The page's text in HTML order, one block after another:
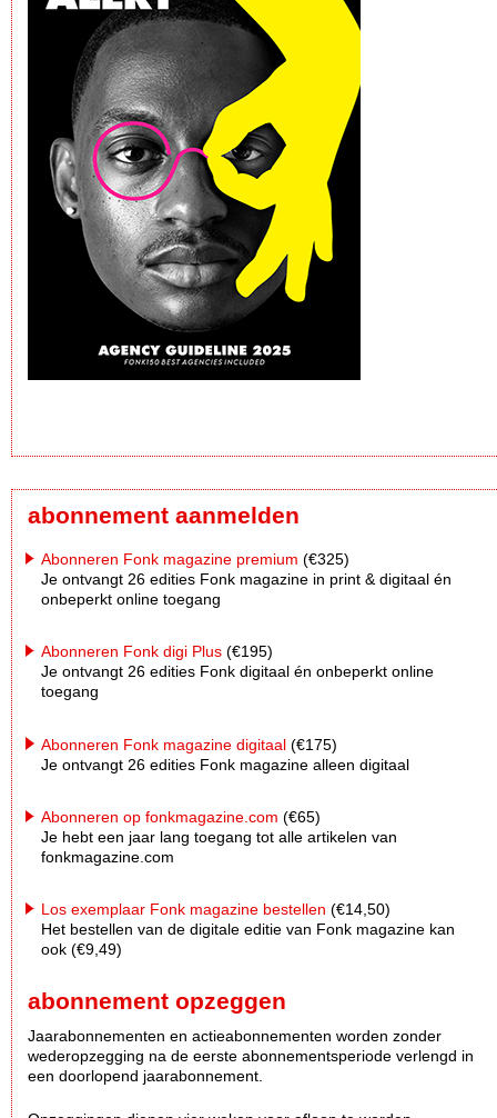
abonnement aanmelden
Abonneren Fonk magazine premium (€325)
Je ontvangt 26 edities Fonk magazine in print & digitaal én
onbeperkt online toegang
Abonneren Fonk digi Plus (€195)
Je ontvangt 26 edities Fonk digitaal én onbeperkt online
toegang
Abonneren Fonk magazine digitaal (€175)
Je ontvangt 26 edities Fonk magazine alleen digitaal
Abonneren op fonkmagazine.com (€65)
Je hebt een jaar lang toegang tot alle artikelen van
fonkmagazine.com
Los exemplaar Fonk magazine bestellen (€14,50)
Het bestellen van de digitale editie van Fonk magazine kan
ook (€9,49)
abonnement opzeggen
Jaarabonnementen en actieabonnementen worden zonder
wederopzegging na de eerste abonnementsperiode verlengd in
een doorlopend jaarabonnement.